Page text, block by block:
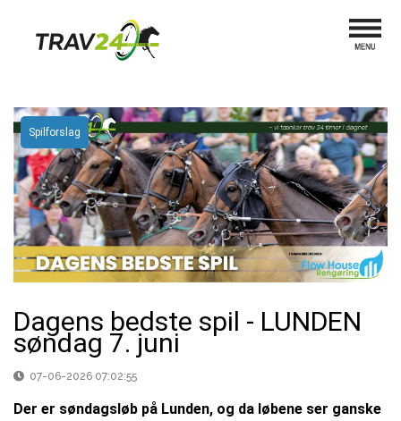
Spilforslag
Dagens bedste spil - LUNDEN
søndag 7. juni
07-06-2026 07:02:55
Der er søndagsløb på Lunden, og da løbene ser ganske